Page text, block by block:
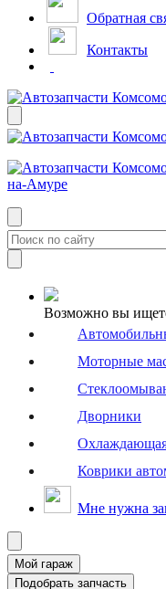
Обратная
Контакты
Возможно вы
Моторные
Дворники
Коврики
Мне нужна